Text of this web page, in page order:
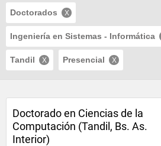
Doctorados
Ingeniería en Sistemas - Informática
Tandil Presencial
Doctorado en Ciencias de la
Computación (Tandil, Bs. As.
Interior)